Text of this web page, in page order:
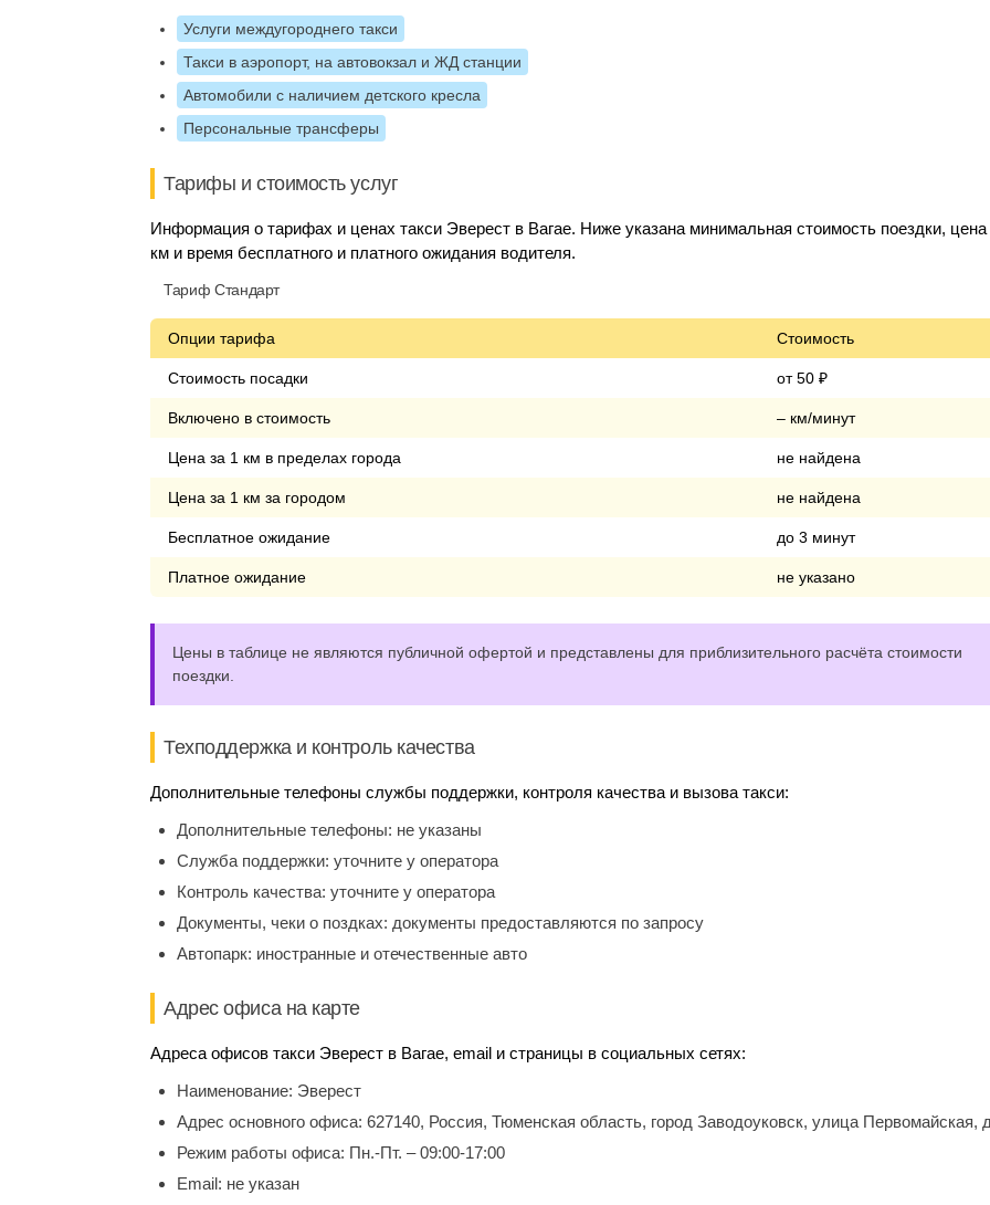
Услуги междугороднего такси
Такси в аэропорт, на автовокзал и ЖД станции
Автомобили с наличием детского кресла
Персональные трансферы
Тарифы и стоимость услуг
Информация о тарифах и ценах такси Эверест в Вагае. Ниже указана минимальная стоимость поездки, цена
км и время бесплатного и платного ожидания водителя.
Тариф Стандарт
Опции тарифа Стоимость
Стоимость посадки от 50 ₽
Включено в стоимость – км/минут
Цена за 1 км в пределах города не найдена
Цена за 1 км за городом не найдена
Бесплатное ожидание до 3 минут
Платное ожидание не указано
Цены в таблице не являются публичной офертой и представлены для приблизительного расчёта стоимости
поездки.
Техподдержка и контроль качества
Дополнительные телефоны службы поддержки, контроля качества и вызова такси:
Дополнительные телефоны: не указаны
Служба поддержки: уточните у оператора
Контроль качества: уточните у оператора
Документы, чеки о поздках: документы предоставляются по запросу
Автопарк: иностранные и отечественные авто
Адрес офиса на карте
Адреса офисов такси Эверест в Вагае, email и страницы в социальных сетях:
Наименование: Эверест
Адрес основного офиса: 627140, Россия, Тюменская область, город Заводоуковск, улица Первомайская,
Режим работы офиса: Пн.-Пт. – 09:00-17:00
Email: не указан